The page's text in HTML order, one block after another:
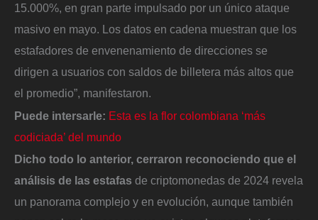
15.000%, en gran parte impulsado por un único ataque
masivo en mayo. Los datos en cadena muestran que los
estafadores de envenenamiento de direcciones se
dirigen a usuarios con saldos de billetera más altos que
el promedio”, manifestaron.
Puede intersarle: Esta es la flor colombiana ‘más
codiciada’ del mundo
Dicho todo lo anterior, cerraron reconociendo que el
análisis de las estafas de criptomonedas de 2024 revela
un panorama complejo y en evolución, aunque también